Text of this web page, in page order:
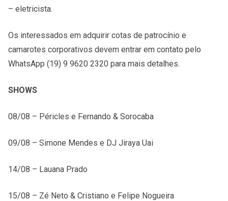
– eletricista.
Os interessados em adquirir cotas de patrocínio e
camarotes corporativos devem entrar em contato pelo
WhatsApp (19) 9 9620 2320 para mais detalhes.
SHOWS
08/08 – Péricles e Fernando & Sorocaba
09/08 – Simone Mendes e DJ Jiraya Uai
14/08 – Lauana Prado
15/08 – Zé Neto & Cristiano e Felipe Nogueira